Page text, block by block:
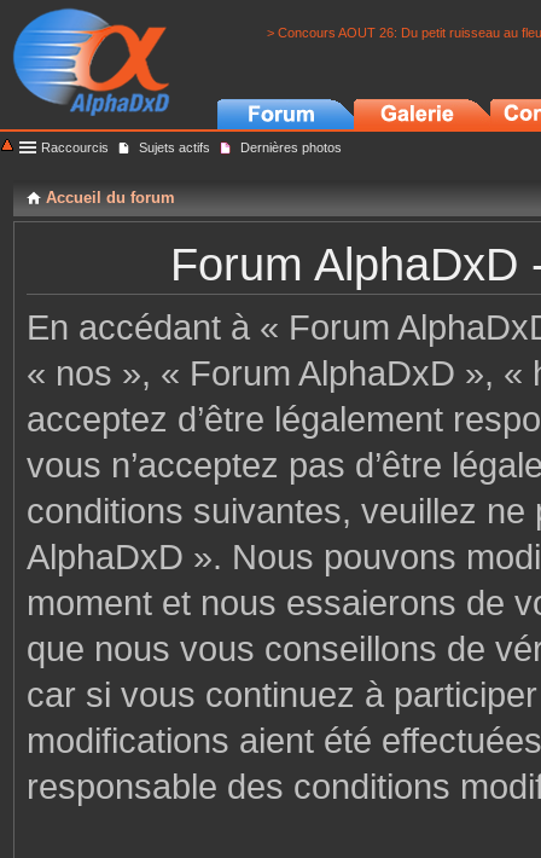
> Concours AOUT 26: Du petit ruisseau au
Raccourcis Sujets actifs Dernières photos
Accueil du forum
Forum AlphaDxD
En accédant à « Forum
« nos », « Forum AlphaDxD »,
acceptez d’être légalement
vous n’acceptez pas d’être
conditions suivantes, veuillez
AlphaDxD ». Nous pouvons
moment et nous essaierons de
que nous vous conseillons de
car si vous continuez à
modifications aient été
responsable des conditions